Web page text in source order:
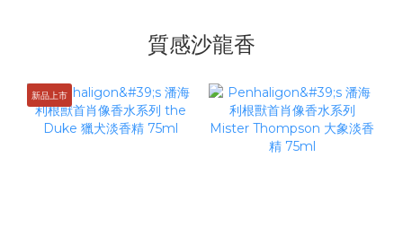
質感沙龍香
新品上市